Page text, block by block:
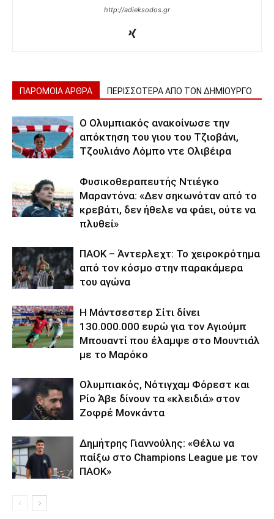
http://adieksodos.gr
ΠΑΡΟΜΟΙΑ ΑΡΘΡΑ ΠΕΡΙΣΣΟΤΕΡΑ ΑΠΟ ΤΟΝ ΔΗΜΙΟΥΡΓΟ
Ο Ολυμπιακός ανακοίνωσε την
απόκτηση του γιου του Τζιοβάνι,
Τζουλιάνο Λόμπο ντε Ολιβέιρα
Φυσικοθεραπευτής Ντιέγκο
Μαραντόνα: «Δεν σηκωνόταν από το
κρεβάτι, δεν ήθελε να φάει, ούτε να
πλυθεί»
ΠΑΟΚ – Άντερλεχτ: Το χειροκρότημα
από τον κόσμο στην παρακάμερα
του αγώνα
Η Μάντσεστερ Σίτι δίνει
130.000.000 ευρώ για τον Αγιούμπ
Μπουαντί που έλαμψε στο Μουντιάλ
με το Μαρόκο
Ολυμπιακός, Νότιγχαμ Φόρεστ και
Ρίο Άβε δίνουν τα «κλειδιά» στον
Ζοφρέ Μονκάντα
Δημήτρης Γιαννούλης: «Θέλω να
παίξω στο Champions League με τον
ΠΑΟΚ»